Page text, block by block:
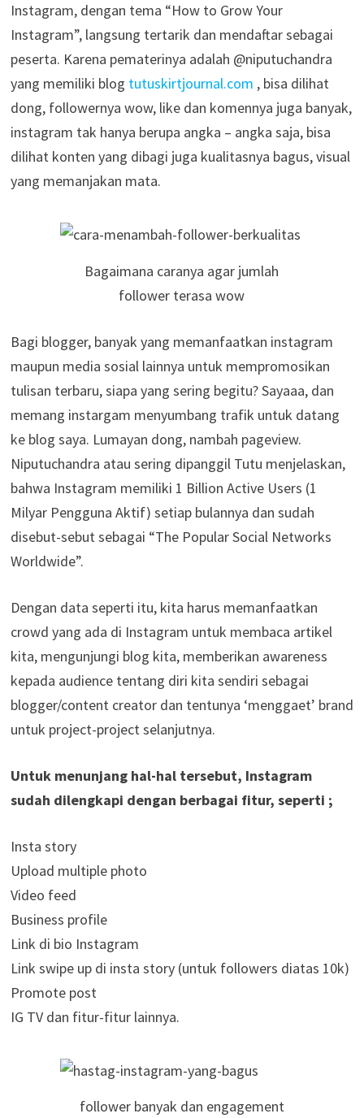
Instagram, dengan tema “How to Grow Your
Instagram”, langsung tertarik dan mendaftar sebagai
peserta. Karena pematerinya adalah @niputuchandra
yang memiliki blog tutuskirtjournal.com , bisa dilihat
dong, followernya wow, like dan komennya juga banyak,
instagram tak hanya berupa angka – angka saja, bisa
dilihat konten yang dibagi juga kualitasnya bagus, visual
yang memanjakan mata.
Bagaimana caranya agar jumlah
follower terasa wow
Bagi blogger, banyak yang memanfaatkan instagram
maupun media sosial lainnya untuk mempromosikan
tulisan terbaru, siapa yang sering begitu? Sayaaa, dan
memang instargam menyumbang trafik untuk datang
ke blog saya. Lumayan dong, nambah pageview.
Niputuchandra atau sering dipanggil Tutu menjelaskan,
bahwa Instagram memiliki 1 Billion Active Users (1
Milyar Pengguna Aktif) setiap bulannya dan sudah
disebut-sebut sebagai “The Popular Social Networks
Worldwide”.
Dengan data seperti itu, kita harus memanfaatkan
crowd yang ada di Instagram untuk membaca artikel
kita, mengunjungi blog kita, memberikan awareness
kepada audience tentang diri kita sendiri sebagai
blogger/content creator dan tentunya ‘menggaet’ brand
untuk project-project selanjutnya.
Untuk menunjang hal-hal tersebut, Instagram
sudah dilengkapi dengan berbagai fitur, seperti ;
Insta story
Upload multiple photo
Video feed
Business profile
Link di bio Instagram
Link swipe up di insta story (untuk followers diatas 10k)
Promote post
IG TV dan fitur-fitur lainnya.
follower banyak dan engagement